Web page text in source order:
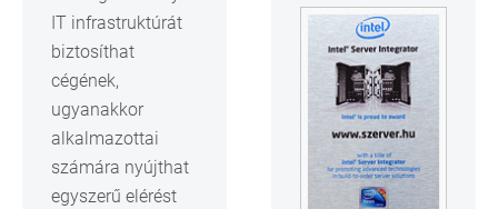
IT infrastruktúrát
biztosíthat
cégének,
ugyanakkor
alkalmazottai
számára nyújthat
egyszerű elérést